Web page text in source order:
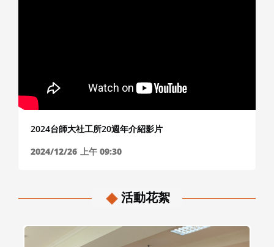
活動花絮
2024台師大社工所20週年介紹影片
2024/12/26 上午 09:30